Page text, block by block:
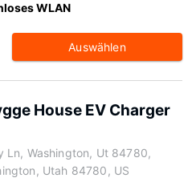
WLAN
Auswählen
House EV Charger
Ln, Washington, Ut 84780,
Utah 84780, US